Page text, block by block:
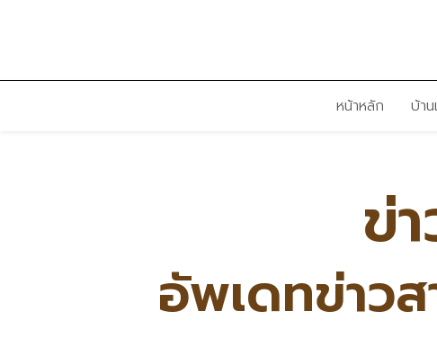
หน้าหลัก บ้า
ข่
อัพเดทข่าว